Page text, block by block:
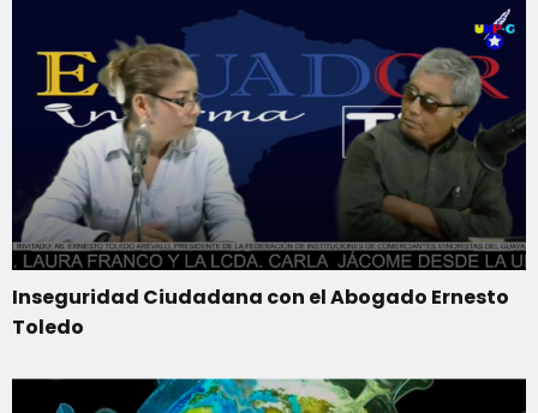
Inseguridad Ciudadana con el Abogado Ernesto
Toledo